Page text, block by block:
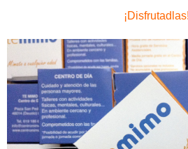
¡Disfrutadlas!